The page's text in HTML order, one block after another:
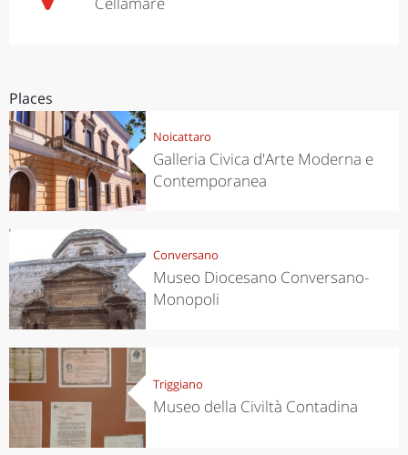
Places
Noicattaro
Galleria Civica d'Arte Moderna e
Contemporanea
Conversano
Museo Diocesano Conversano-
Monopoli
Triggiano
Museo della Civiltà Contadina